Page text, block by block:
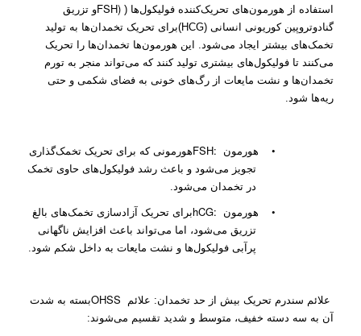
استفاده از هورمون‌های تحریک‌کننده فولیکول‌ها (FSH)و تزریق
گنادوتروپین کوریونی انسانی (HCG)
برای تحریک تخمدان‌ها به تولید
تخمک‌های بیشتر ایجاد می‌شود. این هورمون‌ها تخمدان‌ها را تحریک
می‌کنند تا فولیکول‌های بیشتری تولید کنند که می‌تواند منجر به تورم
تخمدان‌ها و نشت مایعات از رگ‌های خونی به فضای شکمی و حتی
ریه‌ها شود.
• هورمون FSH:هورمونی که برای تحریک تخمک‌گذاری
تجویز می‌شود و باعث رشد فولیکول‌های حاوی تخمک
در تخمدان می‌شود.
• هورمون hCG:برای تحریک آزادسازی تخمک‌های بالغ
تزریق می‌شود، اما می‌تواند باعث افزایش ناگهانی
پرآبی فولیکول‌ها و نشت مایعات به داخل شکم شود.
علائم سندرم تحریک بیش از حد تخمدان: علائم OHSSبسته به شدت
آن به سه دسته خفیف، متوسط و شدید تقسیم می‌شوند: